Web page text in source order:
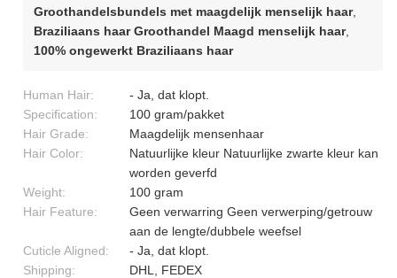
Groothandelsbundels met maagdelijk menselijk haar,
Braziliaans haar Groothandel Maagd menselijk haar,
100% ongewerkt Braziliaans haar
Human Hair:
- Ja, dat klopt.
Specification:
100 gram/pakket
Hair Grade:
Maagdelijk mensenhaar
Hair Color:
Natuurlijke kleur Natuurlijke zwarte kleur kan
worden geverfd
Weight:
100 gram
Hair Feature:
Geen verwarring Geen verwerping/getrouw
aan de lengte/dubbele weefsel
Cuticle Aligned:
- Ja, dat klopt.
Shipping:
DHL, FEDEX